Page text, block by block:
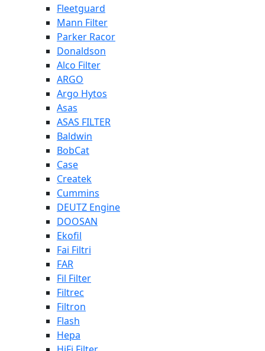
Fleetguard
Mann Filter
Parker Racor
Donaldson
Alco Filter
ARGO
Argo Hytos
Asas
ASAS FILTER
Baldwin
BobCat
Case
Createk
Cummins
DEUTZ Engine
DOOSAN
Ekofil
Fai Filtri
FAR
Fil Filter
Filtrec
Filtron
Flash
Hepa